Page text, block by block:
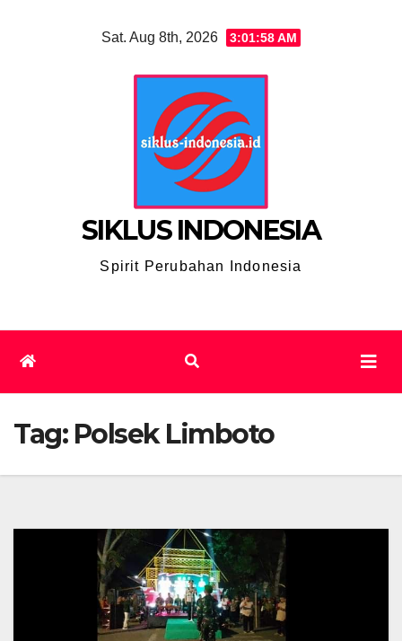
Sat. Aug 8th, 2026 3:01:58 AM
SIKLUS INDONESIA
Spirit Perubahan Indonesia
Tag: Polsek Limboto